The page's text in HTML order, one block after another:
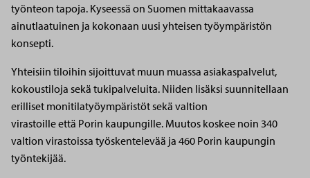
työnteon tapoja. Kyseessä on Suomen mittakaavassa
ainutlaatuinen ja kokonaan uusi yhteisen työympäristön
konsepti.
Yhteisiin tiloihin sijoittuvat muun muassa asiakaspalvelut,
kokoustiloja sekä tukipalveluita. Niiden lisäksi suunnitellaan
erilliset monitilatyöympäristöt sekä valtion
virastoille että Porin kaupungille. Muutos koskee noin 340
valtion virastoissa työskentelevää ja 460 Porin kaupungin
työntekijää.